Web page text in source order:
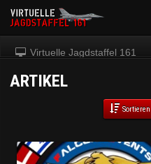
Virtuelle Jagdstaffel 161
ARTIKEL
Sortieren